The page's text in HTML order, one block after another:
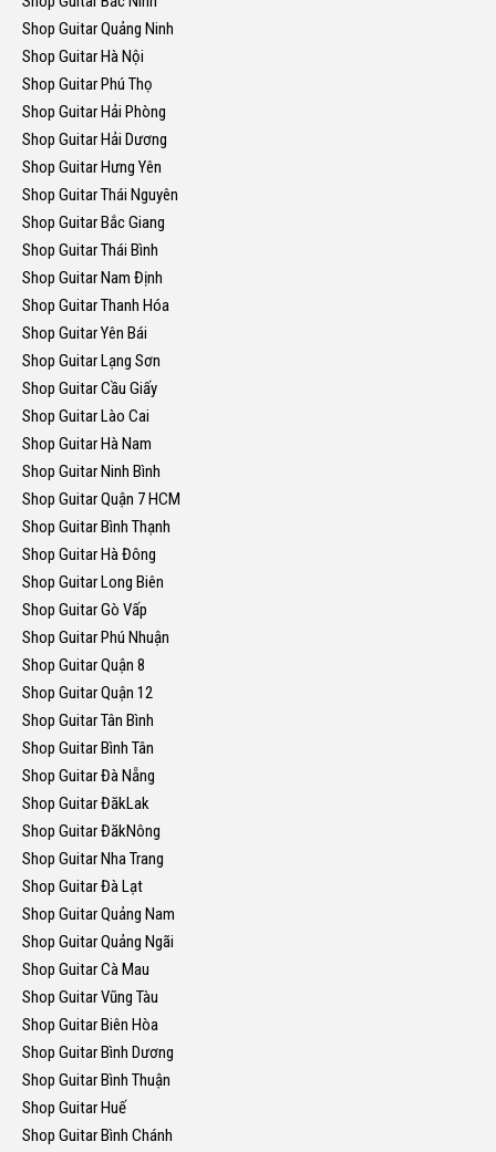
Shop Guitar Quảng Ninh
Shop Guitar Hà Nội
Shop Guitar Phú Thọ
Shop Guitar Hải Phòng
Shop Guitar Hải Dương
Shop Guitar Hưng Yên
Shop Guitar Thái Nguyên
Shop Guitar Bắc Giang
Shop Guitar Thái Bình
Shop Guitar Nam Định
Shop Guitar Thanh Hóa
Shop Guitar Yên Bái
Shop Guitar Lạng Sơn
Shop Guitar Cầu Giấy
Shop Guitar Lào Cai
Shop Guitar Hà Nam
Shop Guitar Ninh Bình
Shop Guitar Quận 7 HCM
Shop Guitar Bình Thạnh
Shop Guitar Hà Đông
Shop Guitar Long Biên
Shop Guitar Gò Vấp
Shop Guitar Phú Nhuận
Shop Guitar Quận 8
Shop Guitar Quận 12
Shop Guitar Tân Bình
Shop Guitar Bình Tân
Shop Guitar Đà Nẵng
Shop Guitar ĐăkLak
Shop Guitar ĐăkNông
Shop Guitar Nha Trang
Shop Guitar Đà Lạt
Shop Guitar Quảng Nam
Shop Guitar Quảng Ngãi
Shop Guitar Cà Mau
Shop Guitar Vũng Tàu
Shop Guitar Biên Hòa
Shop Guitar Bình Dương
Shop Guitar Bình Thuận
Shop Guitar Huế
Shop Guitar Bình Chánh